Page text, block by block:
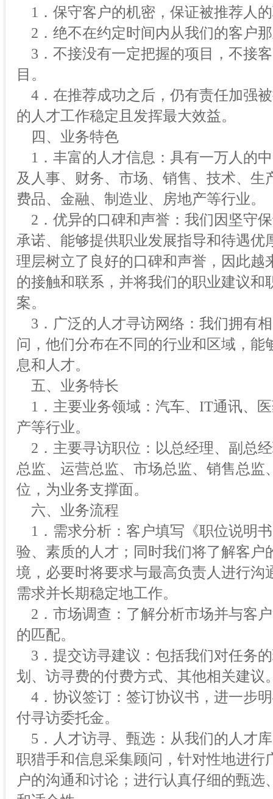
1．保守客户的机密，保证被推荐人
2．绝不在约定时间内从我们的客户
3．不接没有一定把握的项目，不接
目。
4．在推荐成功之后，仍有责任加强
的人才工作稳定且发挥最大效益。
四、业务特色
1．丰富的人才信息：具有一万人的
及人事、财务、市场、销售、技术、
费品、金融、制造业、房地产等行业。
2．优异的口碑和声誉：我们因坚守
承诺、能够提供职业发展指导和待遇
理层树立了良好的口碑和声誉，因此
的接触和联系，并将我们的职业建议
案。
3．广泛的人才寻访网络：我们拥有
问，他们分布在不同的行业和区域，
息和人才。
五、业务特长
1．主要业务领域：汽车、IT通讯、
产等行业。
2．主要寻访职位：以总经理、副总
总监、运营总监、市场总监、销售总
位，为业务支撑面。
六、业务流程
1．需求分析：客户填写《职位说明
验、素质的人才；同时我们将了解客户
境，必要时将要求与最高负责人进行
需求并长期稳定地工作。
2．市场调查：了解分析市场并与客
的匹配。
3．提交访寻建议：包括我们对任务
划、访寻费的付费方式、其他相关建议
4．协议签订：签订协议书，进一步
付寻访委托金。
5．人才访寻、甄选：从我们的人才
职猎手和信息采集顾问，针对性地进
户的沟通和讨论；进行认真仔细的甄